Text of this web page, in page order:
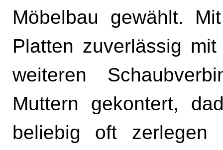
Möbelbau gewählt.
Platten zuverlässig
weiteren
Muttern gekontert,
beliebig oft zerlegen